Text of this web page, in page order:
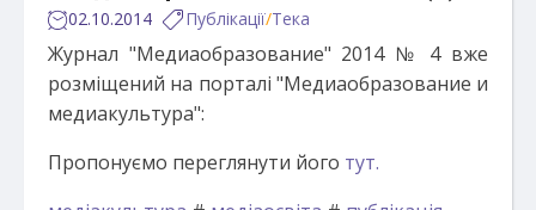
02.10.2014 Публікації/Тека
Журнал "Медиаобразование" 2014 № 4 вже
розміщений на порталі "Медиаобразование и
медиакультура":
Пропонуємо переглянути його тут.